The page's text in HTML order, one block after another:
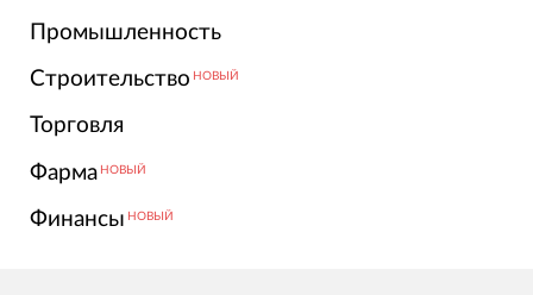
Промышленность
Строительство НОВЫЙ
Торговля
Фарма НОВЫЙ
Финансы НОВЫЙ